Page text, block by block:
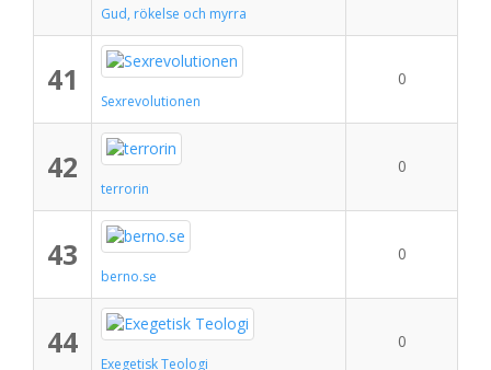
Gud, rökelse och myrra
41
Sexrevolutionen
0
42
terrorin
0
43
berno.se
0
44
Exegetisk Teologi
0